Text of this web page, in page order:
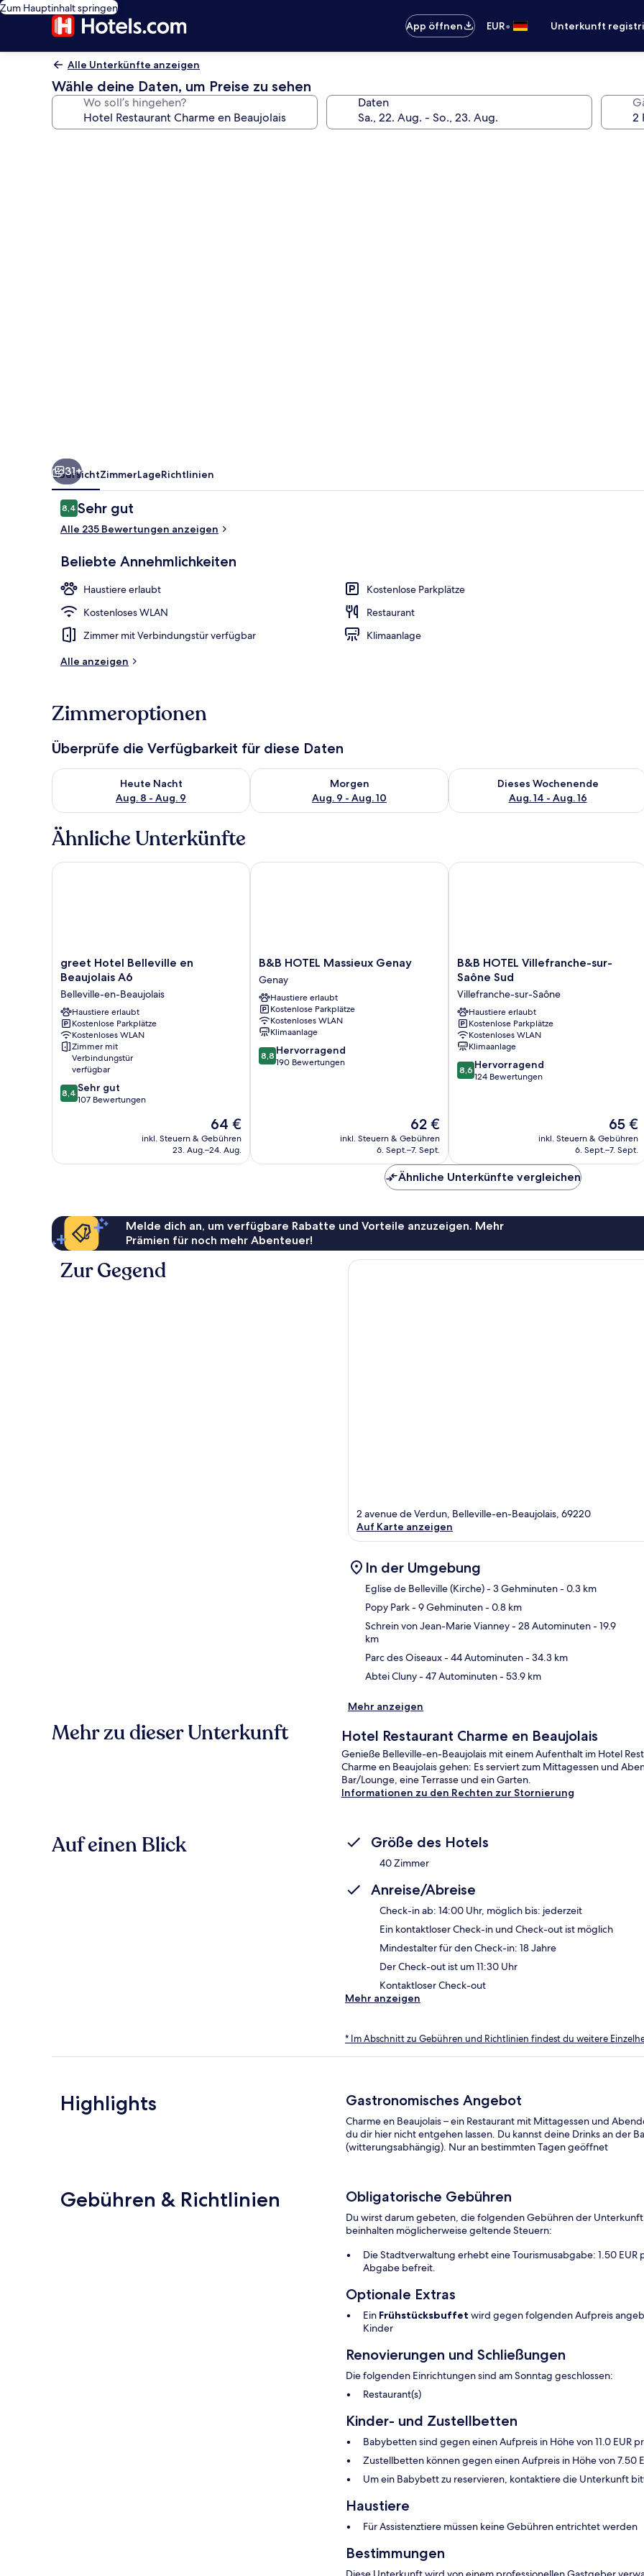
Zum Hauptinhalt springen
App öffnen
EUR• Unterkunft
Alle Unterkünfte anzeigen
Wähle deine Daten, um Preise zu sehen
Wo soll’s hingehen? Daten
31+
ÜbersichtZimmerLageRichtlinien
Bewertungen
8,48,4 von 10.
Sehr gut
Alle 235 Bewertungen anzeigen
Beliebte Annehmlichkeiten
Haustiere erlaubt
Kostenlose Parkplätze
Kostenloses WLAN
Restaurant
Zimmer mit Verbindungstür verfügbar
Klimaanlage
Alle anzeigen
Zimmeroptionen
Überprüfe die Verfügbarkeit für diese Daten
Heute Nacht
Aug. 8 - Aug. 9
Überprüfe die Verfügbarkeit für heute Nacht, Aug. 8 - Aug. 9.
Morgen
Aug. 9 - Aug. 10
Überprüfe die Verfügbarkeit für morgen, Aug. 9 - Aug. 10.
Dieses Wochenende
Aug. 14 - Aug. 16
Überprüfe die Verfügbarkeit für
Ähnliche Unterkünfte
greet
Hotel
Belleville
en
Beaujolais
A6
Belleville-
en-
Beaujolais
greet Hotel Belleville en
Beaujolais A6
Belleville-en-Beaujolais
Haustiere erlaubt
Kostenlose Parkplätze
Kostenloses WLAN
Zimmer mit
Verbindungstür
verfügbar
8.4
von
Bewertungen
8,4 Sehr gut
107 Bewertungen
Der
Preis
beträgt
64 €
inkl. Steuern & Gebühren
23. Aug.–24. Aug.
greet Hotel Belleville en Beaujolais A6
B&B
HOTEL
Massieux
Genay
Genay
B&B HOTEL Massieux Genay
Genay
Haustiere erlaubt
Kostenlose Parkplätze
Kostenloses WLAN
Klimaanlage
8.8
von
8,8 Hervorragend
190 Bewertungen
Der
Preis
beträgt
62 €
inkl. Steuern & Gebühren
6. Sept.–7. Sept.
B&B HOTEL Massieux Genay
B&B
HOTEL
sur-
Saône
Sud
Villefranche-
sur-
Saône
B&B HOTEL Villefranche-sur-
Saône Sud
Villefranche-sur-Saône
Haustiere erlaubt
Kostenlose Parkplätze
Kostenloses WLAN
Klimaanlage
8.6
von
8,6 Hervorragend
124 Bewertungen
Der
Preis
beträgt
65 €
inkl. Steuern & Gebühren
6. Sept.–7. Sept.
B&B HOTEL Villefranche-sur-Saône
Ähnliche Unterkünfte vergleichen
Melde dich an, um verfügbare Rabatte und Vorteile anzuzeigen. Mehr
Prämien für noch mehr Abenteuer!
Zur Gegend
2 avenue de Verdun, Belleville-en-Beaujolais, 69220
Auf Karte anzeigen
In der Umgebung
Eglise de Belleville (Kirche)- 3 Gehminuten- 0.3 km
Popy Park- 9 Gehminuten- 0.8 km
Schrein von Jean-Marie Vianney- 28 Autominuten- 19.9
km
Parc des Oiseaux- 44 Autominuten- 34.3 km
Abtei Cluny- 47 Autominuten- 53.9 km
Mehr anzeigen
Mehr zu dieser Unterkunft Hotel Restaurant Charme en Beaujolais
Genieße Belleville-en-Beaujolais mit einem Aufenthalt im Hotel
Charme en Beaujolais gehen: Es serviert zum Mittagessen und
Bar/Lounge, eine Terrasse und ein Garten.
Informationen zu den Rechten zur Stornierung
Auf einen Blick Größe des Hotels
40 Zimmer
Anreise/Abreise
Check-in ab: 14:00 Uhr, möglich bis: jederzeit
Ein kontaktloser Check-in und Check-out ist möglich
Mindestalter für den Check-in: 18 Jahre
Der Check-out ist um 11:30 Uhr
Kontaktloser Check-out
Mehr anzeigen
* Im Abschnitt zu Gebühren und Richtlinien findest du weitere
Highlights Gastronomisches Angebot
Charme en Beaujolais – ein Restaurant mit Mittagessen und
du dir hier nicht entgehen lassen. Du kannst deine Drinks an der
(witterungsabhängig). Nur an bestimmten Tagen geöffnet
Gebühren & Richtlinien Obligatorische Gebühren
Du wirst darum gebeten, die folgenden Gebühren der
beinhalten möglicherweise geltende Steuern:
Die Stadtverwaltung erhebt eine Tourismusabgabe: 1.50
Abgabe befreit.
Optionale Extras
Ein Frühstücksbuffet wird gegen folgenden Aufpreis
Kinder
Renovierungen und Schließungen
Die folgenden Einrichtungen sind am Sonntag geschlossen:
Restaurant(s)
Kinder- und Zustellbetten
Babybetten sind gegen einen Aufpreis in Höhe von 11.0 EUR
Zustellbetten können gegen einen Aufpreis in Höhe von 7.50
Um ein Babybett zu reservieren, kontaktiere die Unterkunft
Haustiere
Für Assistenztiere müssen keine Gebühren entrichtet werden
Bestimmungen